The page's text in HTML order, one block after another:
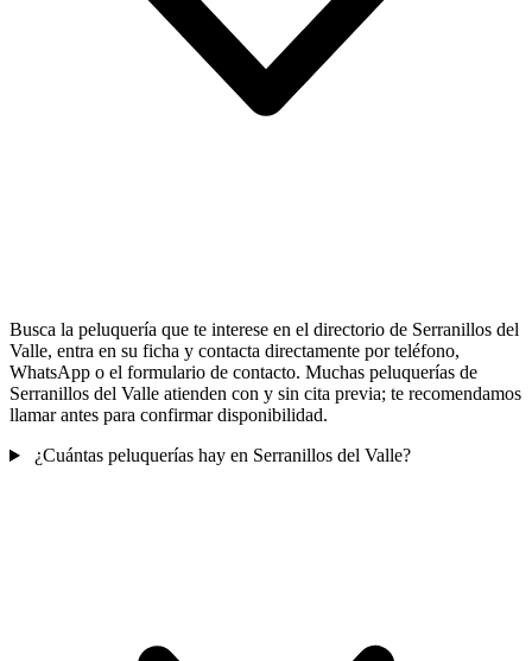
Busca la peluquería que te interese en el directorio de Serranillos del
Valle, entra en su ficha y contacta directamente por teléfono,
WhatsApp o el formulario de contacto. Muchas peluquerías de
Serranillos del Valle atienden con y sin cita previa; te recomendamos
llamar antes para confirmar disponibilidad.
¿Cuántas peluquerías hay en Serranillos del Valle?